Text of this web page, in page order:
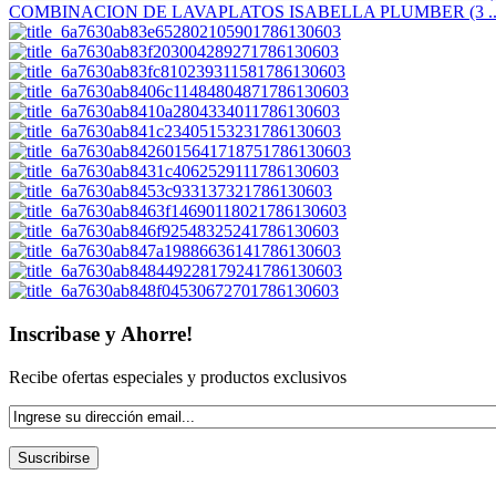
COMBINACION DE LAVAPLATOS ISABELLA PLUMBER (3
Inscribase y Ahorre!
Recibe ofertas especiales y productos exclusivos